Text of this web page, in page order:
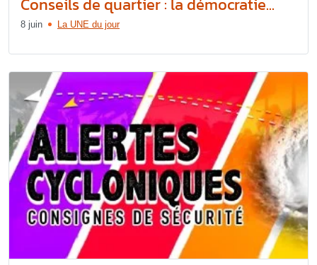
8 juin La UNE du jour